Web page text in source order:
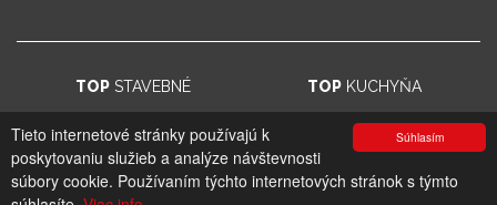
Súhlasím
Tieto internetové stránky používajú k
poskytovaniu služieb a analýze návštevnosti
súbory cookie. Používaním týchto internetových stránok s týmto
TOPSTAVEBNÉ TOP KUCHYŇA
© 2026. UV GROUP s.r.o. | Created by CTS Europe s.r.o.